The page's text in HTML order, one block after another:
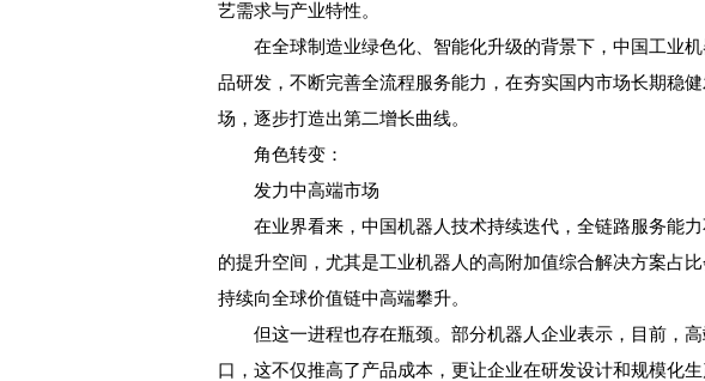
艺需求与产业特性。
在全球制造业绿色化、智能化升级的背景下，中国工业机
品研发，不断完善全流程服务能力，在夯实国内市场长期稳
场，逐步打造出第二增长曲线。
角色转变：
发力中高端市场
在业界看来，中国机器人技术持续迭代，全链路服务能力
的提升空间，尤其是工业机器人的高附加值综合解决方案占
持续向全球价值链中高端攀升。
但这一进程也存在瓶颈。部分机器人企业表示，目前，高
口，这不仅推高了产品成本，更让企业在研发设计和规模化生